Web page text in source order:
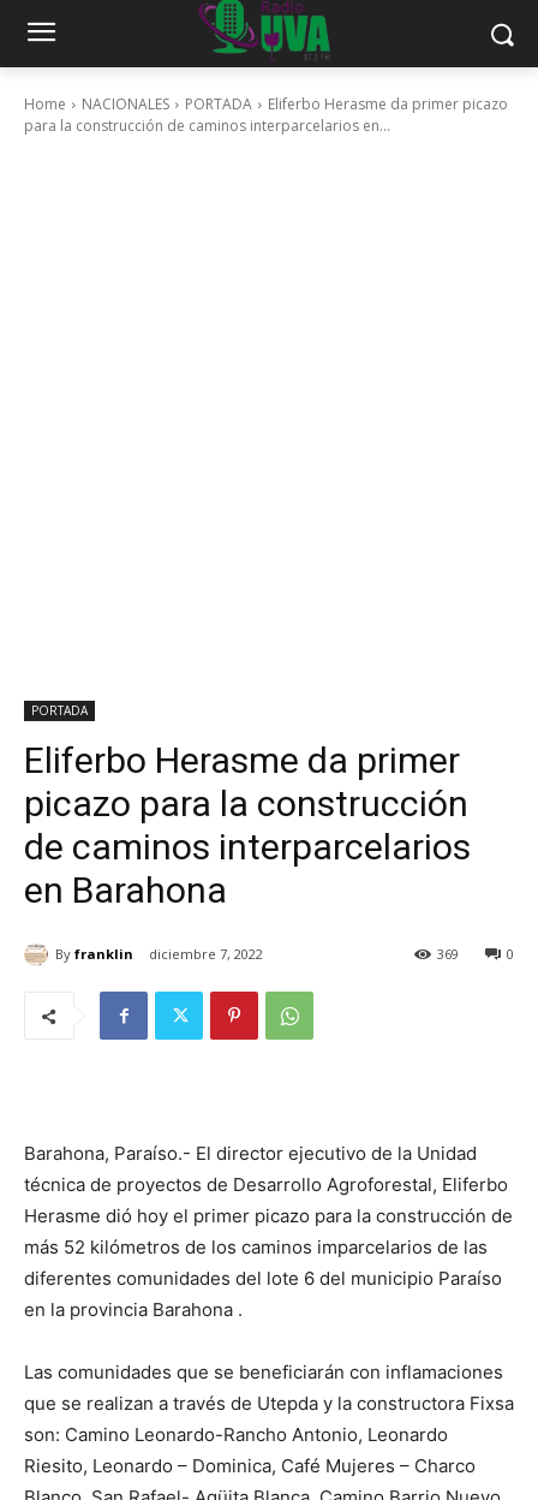
Home NACIONALES PORTADA
Eliferbo Herasme da primer picazo
para la construcción de caminos interparcelarios en...
PORTADA
Eliferbo Herasme da primer
picazo para la construcción
de caminos interparcelarios
en Barahona
By franklin diciembre 7, 2022 0
369
Barahona, Paraíso.- El director ejecutivo de la Unidad
técnica de proyectos de Desarrollo Agroforestal, Eliferbo
Herasme dió hoy el primer picazo para la construcción de
más 52 kilómetros de los caminos imparcelarios de las
diferentes comunidades del lote 6 del municipio Paraíso
en la provincia Barahona .
Las comunidades que se beneficiarán con inflamaciones
que se realizan a través de Utepda y la constructora Fixsa
son: Camino Leonardo-Rancho Antonio, Leonardo
Riesito, Leonardo – Dominica, Café Mujeres – Charco